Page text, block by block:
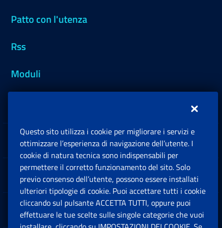
Patto con l'utenza
Rss
Moduli
Sedi e Contatti
Software
Note Legali
Questo sito utilizza i cookie per migliorare i servizi e
ottimizzare l’esperienza di navigazione dell’utente. I
cookie di natura tecnica sono indispensabili per
permettere il corretto funzionamento del sito. Solo
previo consenso dell’utente, possono essere installati
ulteriori tipologie di cookie. Puoi accettare tutti i cookie
cliccando sul pulsante ACCETTA TUTTI, oppure puoi
effettuare le tue scelte sulle singole categorie che vuoi